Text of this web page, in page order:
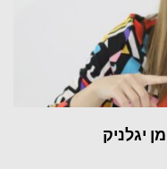
יגלניק